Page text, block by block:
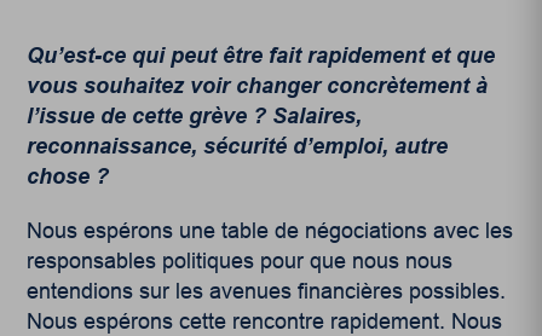
Qu’est-ce qui peut être fait rapidement et que
vous souhaitez voir changer concrètement à
l’issue de cette grève ? Salaires,
reconnaissance, sécurité d’emploi, autre
chose ?
Nous espérons une table de négociations avec les
responsables politiques pour que nous nous
entendions sur les avenues financières possibles.
Nous espérons cette rencontre rapidement. Nous